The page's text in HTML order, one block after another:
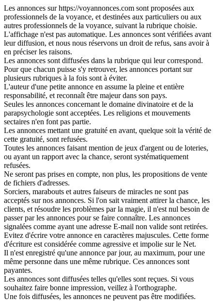
Les annonces sur https://voyannonces.com sont proposées aux
professionnels de la voyance, et destinées aux particuliers ou aux
autres professionnels de la voyance, suivant la rubrique choisie.
L'affichage n'est pas automatique. Les annonces sont vérifiées avant
leur diffusion, et nous nous réservons un droit de refus, sans avoir à
en préciser les raisons.
Les annonces sont diffusées dans la rubrique qui leur correspond.
Pour que chacun puisse s'y retrouver, les annonces portant sur
plusieurs rubriques à la fois sont à éviter.
L'auteur d'une petite annonce en assume la pleine et entière
responsabilité, et reconnaît être majeur dans son pays.
Seules les annonces concernant le domaine divinatoire et de la
parapsychologie sont acceptées. Les religions et mouvements
sectaires n'en font pas partie.
Les annonces mettant une gratuité en avant, quelque soit la vérité de
cette gratuité, sont refusées.
Toutes les annonces faisant mention de jeux d'argent ou de loteries,
ou ayant un rapport avec la chance, seront systématiquement
refusées.
Ne seront pas prises en compte, non plus, les propositions de vente
de fichiers d'adresses.
Sorciers, marabouts et autres faiseurs de miracles ne sont pas
acceptés sur nos annonces. Si l'on sait vraiment attirer la chance, les
clients, et résoudre les problèmes par la magie, il n'est nul besoin de
passer par les annonces pour se faire connaître. Les annonces
signalées comme ayant une adresse E-mail non valide sont retirées.
Evitez d'écrire votre annonce en caractères majuscules. Cette forme
d'écriture est considérée comme agressive et impolie sur le Net.
Il n'est enregistré qu'une annonce par jour, au maximum, pour une
même personne dans une même rubrique. Ces annonces sont
payantes.
Les annonces sont diffusées telles qu'elles sont reçues. Si vous
souhaitez faire bonne impression, veillez à l'orthographe.
Une fois diffusées, les annonces ne peuvent pas être modifiées.